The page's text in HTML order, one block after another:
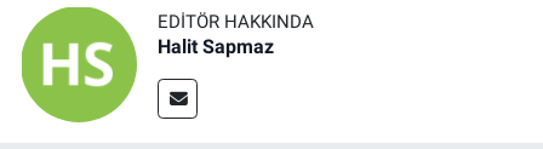
EDITÖR HAKKINDA
Halit Sapmaz